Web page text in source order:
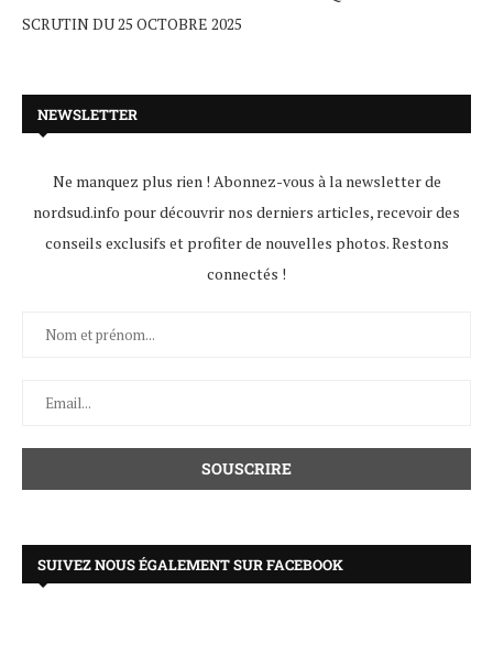
SCRUTIN DU 25 OCTOBRE 2025
NEWSLETTER
Ne manquez plus rien ! Abonnez-vous à la newsletter de
nordsud.info pour découvrir nos derniers articles, recevoir des
conseils exclusifs et profiter de nouvelles photos. Restons
connectés !
SUIVEZ NOUS ÉGALEMENT SUR FACEBOOK